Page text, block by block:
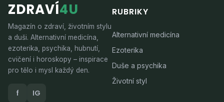
ZDRAVÍ4U
Magazín o zdraví, životním stylu
a duši. Alternativní medicína,
ezoterika, psychika, hubnutí,
cvičení i horoskopy – inspirace
pro tělo i mysl každý den.
f IG
RUBRIKY
Alternativní medicína
Ezoterika
Duše a psychika
Životní styl